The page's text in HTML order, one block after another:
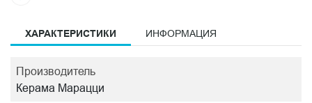
ХАРАКТЕРИСТИКИ ИНФОРМАЦИЯ
Производитель
Керама Марацци